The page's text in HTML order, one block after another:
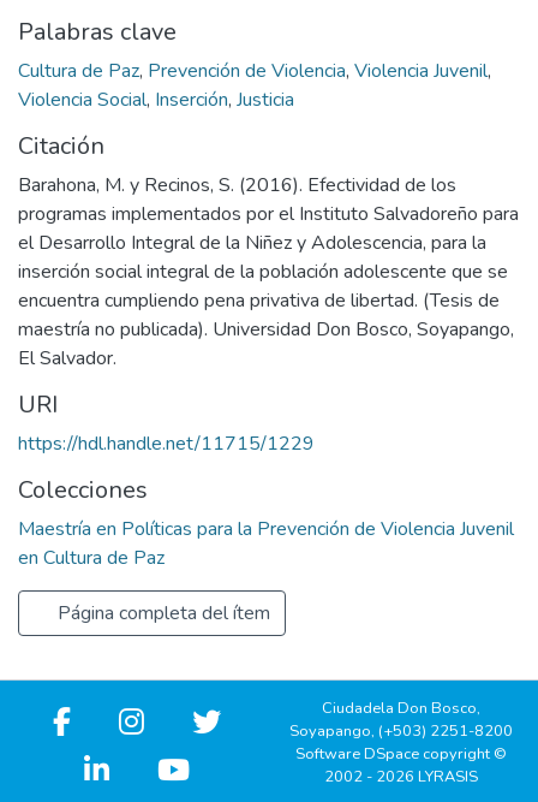
Palabras clave
Cultura de Paz, Prevención de Violencia, Violencia Juvenil,
Violencia Social, Inserción, Justicia
Citación
Barahona, M. y Recinos, S. (2016). Efectividad de los
programas implementados por el Instituto Salvadoreño para
el Desarrollo Integral de la Niñez y Adolescencia, para la
inserción social integral de la población adolescente que se
encuentra cumpliendo pena privativa de libertad. (Tesis de
maestría no publicada). Universidad Don Bosco, Soyapango,
El Salvador.
URI
https://hdl.handle.net/11715/1229
Colecciones
Maestría en Políticas para la Prevención de Violencia Juvenil
en Cultura de Paz
Página completa del ítem
Ciudadela Don Bosco,
Soyapango, (+503) 2251-8200
Software DSpace copyright ©
2002 - 2026 LYRASIS